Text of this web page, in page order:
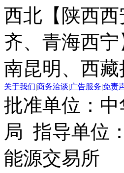
西北【陕西
齐、青海西宁
南昆明、西藏
关于我们|商务洽谈|广告服务|免责
批准单位：
局 指导单位
能源交易所